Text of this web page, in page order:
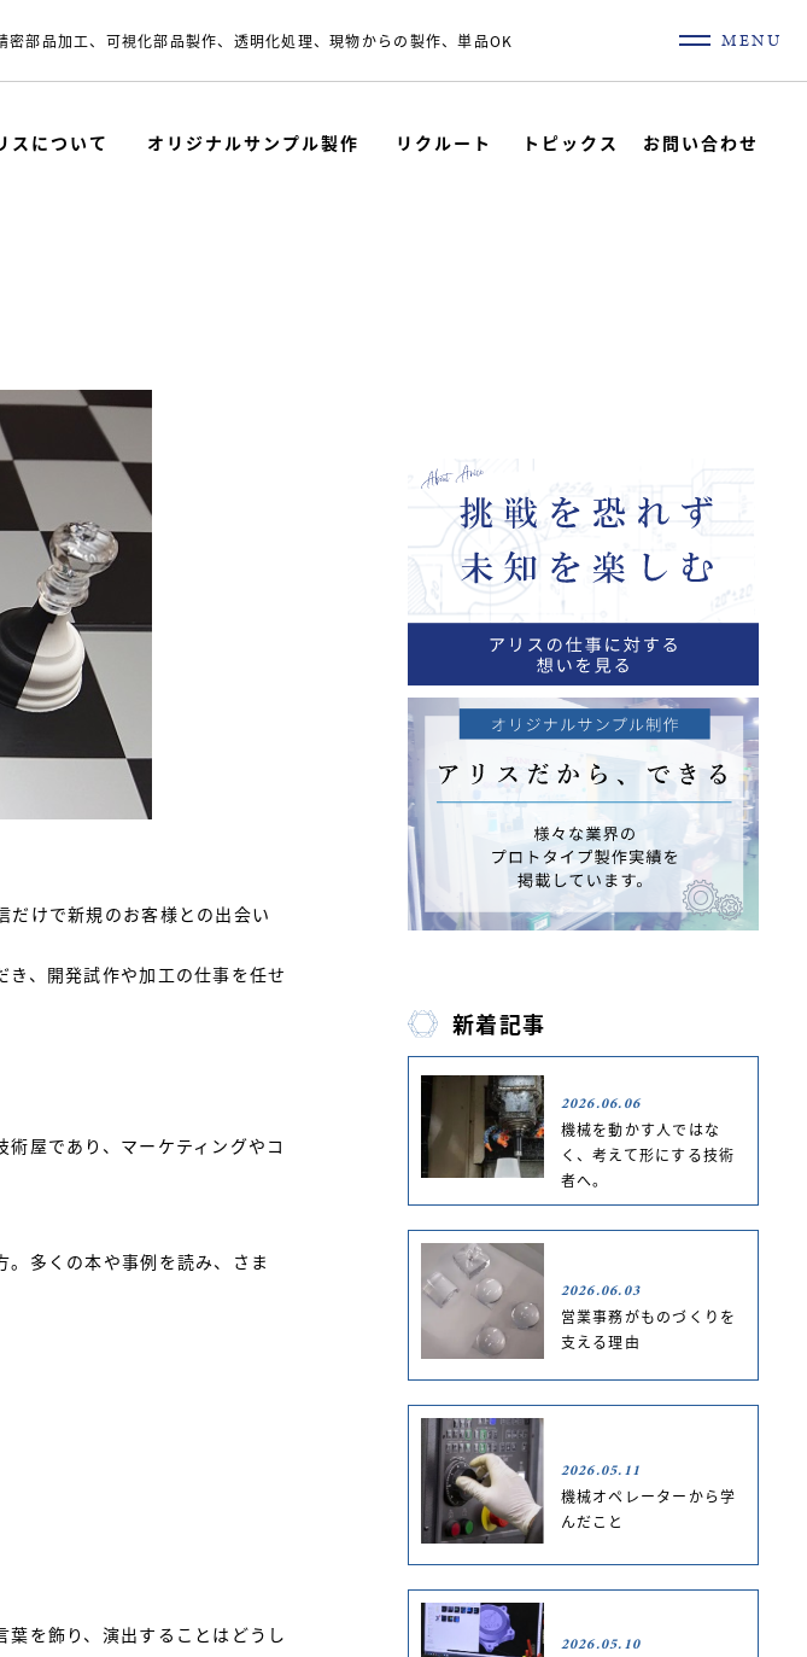
部品加工、可視化部品製作、透明化処理、現物からの製作、単品OK MENU
スについて オリジナルサンプル製作 リクルート トピックス お問い合わせ
だけで新規のお客様との出会い
、開発試作や加工の仕事を任せ
屋であり、マーケティングやコ
多くの本や事例を読み、さま
を飾り、演出することはどうし
新着記事
2026.06.06
機械を動かす人ではな
く、考えて形にする技術
者へ。
2026.06.03
営業事務がものづくりを
支える理由
2026.05.11
機械オペレーターから学
んだこと
2026.05.10